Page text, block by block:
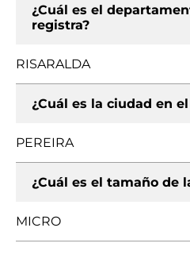
¿Cuál es el
registra?
RISARALDA
¿Cuál es la ciudad en
PEREIRA
¿Cuál es el tamaño de
MICRO